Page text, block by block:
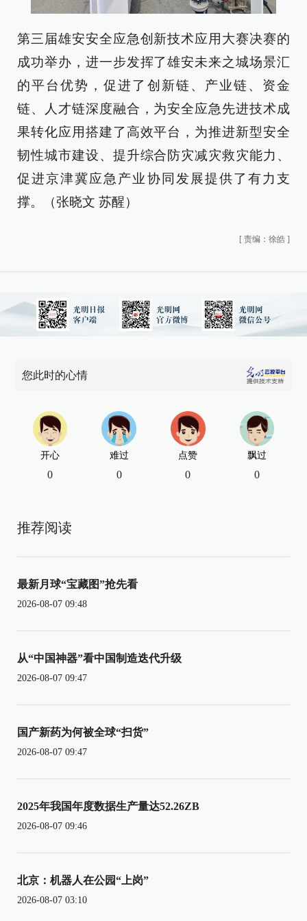
第三届雄安安全应急创新技术应用大赛决赛的
成功举办，进一步发挥了雄安未来之城场景汇
的平台优势，促进了创新链、产业链、资金
链、人才链深度融合，为安全应急先进技术成
果转化应用搭建了高效平台，为推进新型安全
韧性城市建设、提升综合防灾减灾救灾能力、
促进京津冀应急产业协同发展提供了有力支
撑。（张晓文 苏醒）
[ 责编：徐皓 ]
您此时的心情
开心
0
难过
0
点赞
0
飘过
0
推荐阅读
最新月球“宝藏图”抢先看
2026-08-07 09:48
从“中国神器”看中国制造迭代升级
2026-08-07 09:47
国产新药为何被全球“扫货”
2026-08-07 09:47
2025年我国年度数据生产量达52.26ZB
2026-08-07 09:46
北京：机器人在公园“上岗”
2026-08-07 03:10